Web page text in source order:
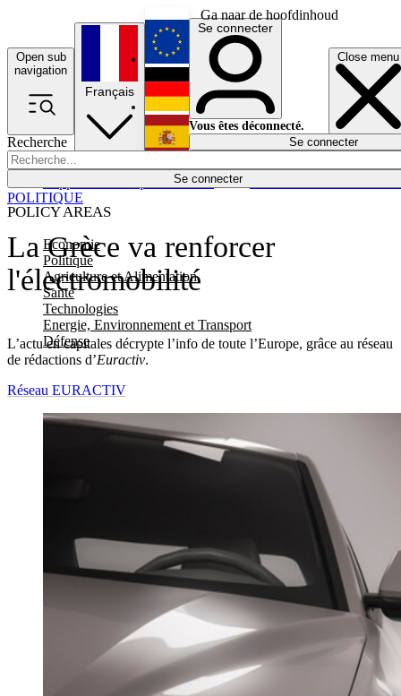
Ga naar de hoofdinhoud
Open sub
navigation
Close menu
Recherche
Se connecter
POLICY AREAS
Economie
Politique
Agriculture et Alimentation
Santé
Technologies
Energie, Environnement et Transport
Défense
Économie
Français
English
Deutsch
Español
Se connecter
Vous êtes déconnecté.
Se connecter
La Grèce va renforcer
l'électromobilité
L’actu en capitales décrypte l’info de toute l’Europe, grâce au réseau
de rédactions d’Euractiv.
POLITIQUE
Réseau EURACTIV